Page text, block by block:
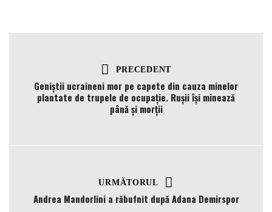
PRECEDENT
Geniștii ucraineni mor pe capete din cauza minelor
plantate de trupele de ocupație. Rușii își minează
până și morții
URMĂTORUL
Andrea Mandorlini a răbufnit după Adana Demirspor